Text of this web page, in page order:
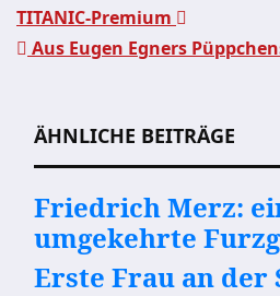
TITANIC-Premium
Aus Eugen Egners
ÄHNLICHE BEITRÄGE
Friedrich Merz:
umgekehrte
Erste Frau an der